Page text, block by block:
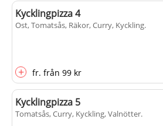
Kycklingpizza 4
Ost, Tomatsås, Räkor, Curry, Kyckling.
+ fr. från 99 kr
Kycklingpizza 5
Tomatsås, Curry, Kyckling, Valnötter.